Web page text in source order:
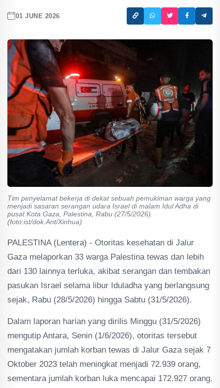
01 JUNE 2026
Tim penyelamat bekerja di dekat sebuah pemukiman warga yang
menjadi sasaran serangan udara Israel di malam Idul Adha di
pusat Kota Gaza, Palestina, Rabu (27/5/2026).
(foto:ist/dok.Ant/Xinhua)
PALESTINA (Lentera) - Otoritas kesehatan di Jalur
Gaza melaporkan 33 warga Palestina tewas dan lebih
dari 130 lainnya terluka, akibat serangan dan tembakan
pasukan Israel selama libur Iduladha yang berlangsung
sejak, Rabu (28/5/2026) hingga Sabtu (31/5/2026).
Dalam laporan harian yang dirilis Minggu (31/5/2026)
mengutip Antara, Senin (1/6/2026), otoritas tersebut
mengatakan jumlah korban tewas di Jalur Gaza sejak 7
Oktober 2023 telah meningkat menjadi 72.939 orang,
sementara jumlah korban luka mencapai 172.927 orang.